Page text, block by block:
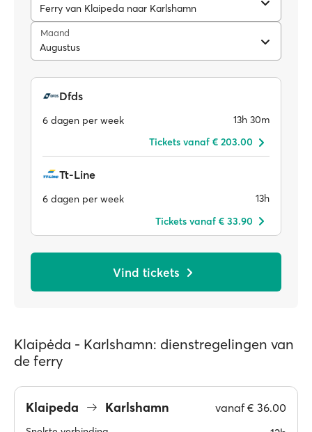
Ferry van Klaipeda naar Karlshamn
Maand
Augustus
Dfds
6 dagen per week
13h 30m
Tickets vanaf € 203.00
Tt-Line
6 dagen per week
13h
Tickets vanaf € 33.90
Vind tickets
Klaipėda - Karlshamn: dienstregelingen van
de ferry
Klaipeda Karlshamn vanaf€ 36.00